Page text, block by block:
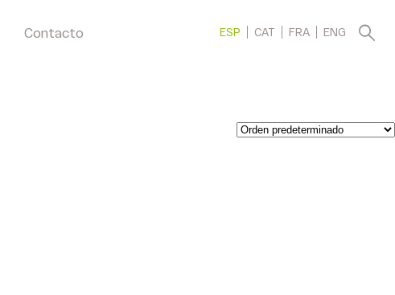
Contacto ESP CAT FRA ENG